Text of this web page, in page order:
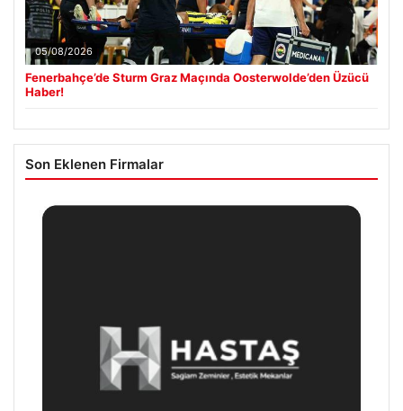
05/08/2026
Fenerbahçe’de Sturm Graz Maçında Oosterwolde’den Üzücü
Haber!
Son Eklenen Firmalar